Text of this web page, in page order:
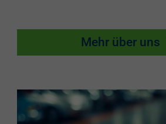
Mehr über uns